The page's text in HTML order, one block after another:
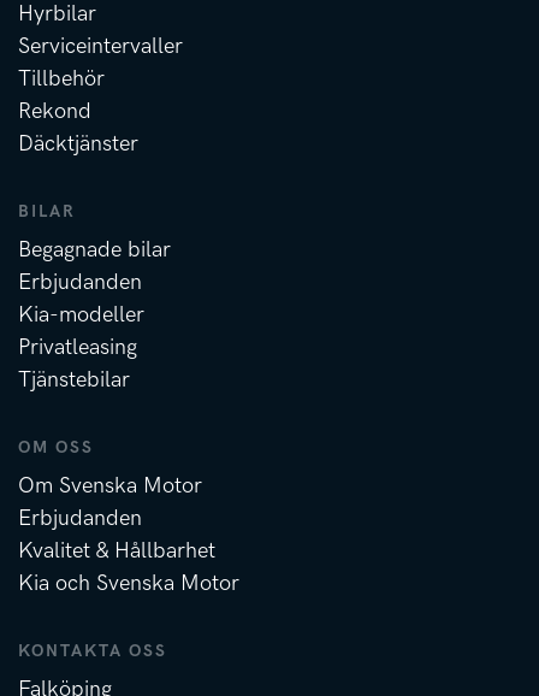
Hyrbilar
Serviceintervaller
Tillbehör
Rekond
Däcktjänster
BILAR
Begagnade bilar
Erbjudanden
Kia-modeller
Privatleasing
Tjänstebilar
OM OSS
Om Svenska Motor
Erbjudanden
Kvalitet & Hållbarhet
Kia och Svenska Motor
KONTAKTA OSS
Falköping